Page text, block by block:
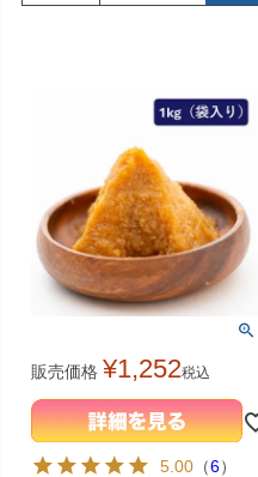
販売価格 ¥1,252税込
5.00 （6）